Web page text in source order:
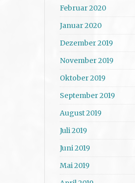
Februar 2020
Januar 2020
Dezember 2019
November 2019
Oktober 2019
September 2019
August 2019
Juli 2019
Juni 2019
Mai 2019